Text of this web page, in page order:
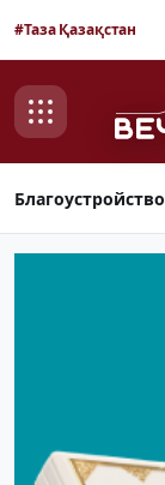
#Таза Қазақстан
Благоустройство